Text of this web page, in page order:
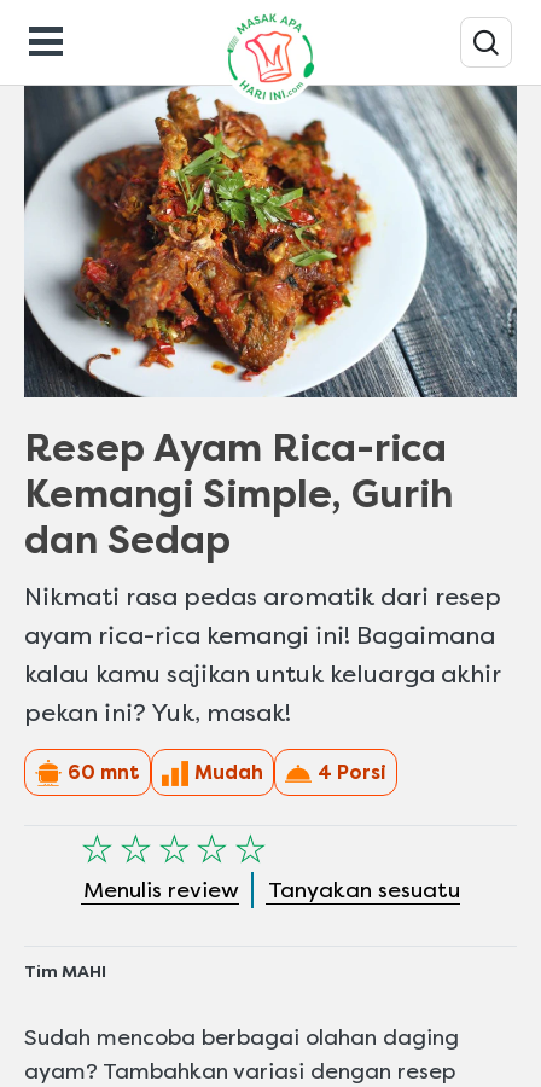
Resep Masakan
Resep Ayam Rica-rica
Kemangi Simple, Gurih
dan Sedap
Nikmati rasa pedas aromatik dari resep
ayam rica-rica kemangi ini! Bagaimana
kalau kamu sajikan untuk keluarga akhir
pekan ini? Yuk, masak!
60 mnt Mudah 4 Porsi
Tidak
ada
peringkat
dikirimkan
recipe
ini
Menulis review Tanyakan sesuatu
Tim MAHI
Sudah mencoba berbagai olahan daging
ayam? Tambahkan variasi dengan resep